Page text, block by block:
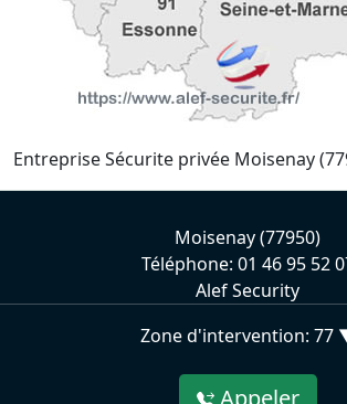
Entreprise Sécurite privée Moisenay
Moisenay (77950)
Téléphone: 01 46 95 52
Alef Security
Zone d'intervention: 77
Appeler